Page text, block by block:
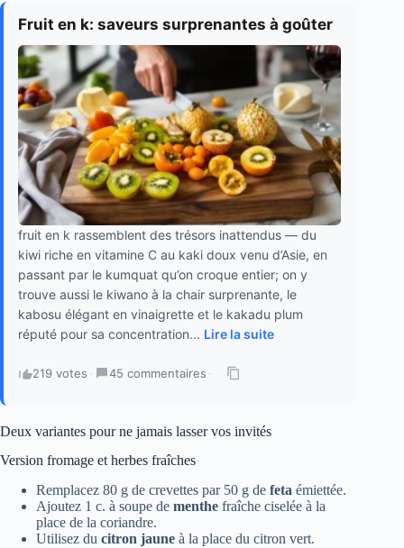
Fruit en k: saveurs surprenantes à goûter
fruit en k rassemblent des trésors inattendus — du
kiwi riche en vitamine C au kaki doux venu d’Asie, en
passant par le kumquat qu’on croque entier; on y
trouve aussi le kiwano à la chair surprenante, le
kabosu élégant en vinaigrette et le kakadu plum
réputé pour sa concentration... Lire la suite
219 votes · 45 commentaires ·
Deux variantes pour ne jamais lasser vos invités
Version fromage et herbes fraîches
Remplacez 80 g de crevettes par 50 g de feta émiettée.
Ajoutez 1 c. à soupe de menthe fraîche ciselée à la
place de la coriandre.
Utilisez du citron jaune à la place du citron vert.